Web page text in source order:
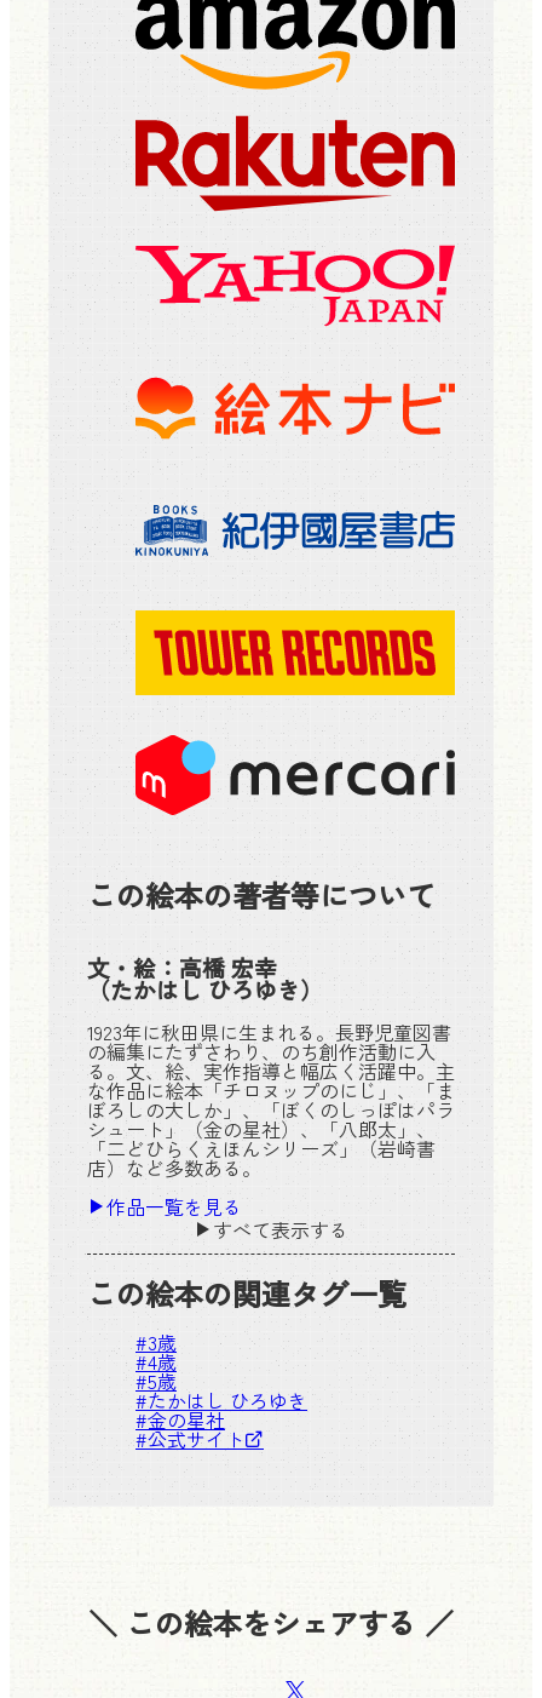
この絵本の著者等について
文・絵： 高橋 宏幸
（たかはし ひろゆき）
1923年に秋田県に生まれる。長野児童図書
の編集にたずさわり、のち創作活動に入
る。文、絵、実作指導と幅広く活躍中。主
な作品に絵本「チロヌップのにじ」、「ま
ぼろしの大しか」、「ぼくのしっぽはパラ
シュート」（金の星社）、「八郎太」、
「二どひらくえほんシリーズ」（岩崎書
店）など多数ある。
作品一覧を見る
すべて表示する
この絵本の関連タグ一覧
#3歳
#4歳
#5歳
#たかはし ひろゆき
#金の星社
#公式サイト
＼ この絵本をシェアする ／